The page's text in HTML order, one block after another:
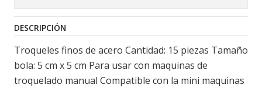
DESCRIPCIÓN
Troqueles finos de acero Cantidad: 15 piezas Tamaño
bola: 5 cm x 5 cm Para usar con maquinas de
troquelado manual Compatible con la mini maquinas